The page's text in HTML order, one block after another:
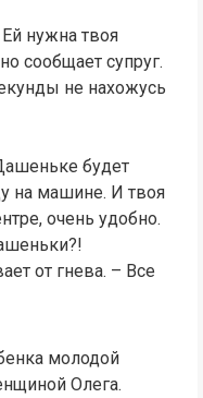
нужна твоя
сообщает супруг.
не нахожусь
будет
на машине. И твоя
очень удобно.
от гнева. – Все
молодой
Олега.